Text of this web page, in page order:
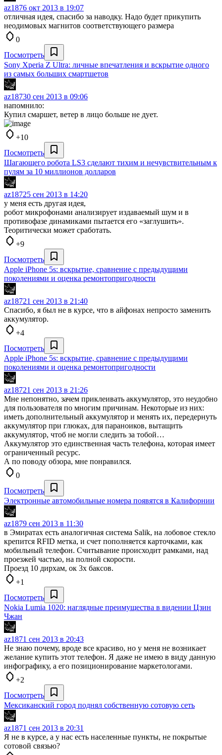
az1876 окт 2013 в 19:07
отличная идея, спасибо за наводку. Надо будет прикупить
неодимовых магнитов соответствующего размера
0
Посмотреть
Sony Xperia Z Ultra: личные впечатления и вскрытие одного
из самых больших смартшетов
az18730 сен 2013 в 09:06
напомнило:
Купил смаршет, ветер в лицо больше не дует.
+10
Посмотреть
Шагающего робота LS3 сделают тихим и нечувствительным к
пулям за 10 миллионов долларов
az18725 сен 2013 в 14:20
у меня есть другая идея,
робот микрофонами анализирует издаваемый шум и в
противофазе динамиками пытается его «заглушить».
Теоритически может сработать.
+9
Посмотреть
Apple iPhone 5s: вскрытие, сравнение с предыдущими
поколениями и оценка ремонтопригодности
az18721 сен 2013 в 21:40
Спасибо, я был не в курсе, что в айфонах непросто заменить
аккумулятор.
+4
Посмотреть
Apple iPhone 5s: вскрытие, сравнение с предыдущими
поколениями и оценка ремонтопригодности
az18721 сен 2013 в 21:26
Мне непонятно, зачем приклеивать аккумулятор, это неудобно
для пользователя по многим причинам. Некоторые из них:
иметь дополнительный аккумулятор и менять их, передернуть
аккумулятор при глюках, для параноиков, вытащить
аккумулятор, чтоб не могли следить за тобой…
Аккумулятор это единственная часть телефона, которая имеет
ограниченный ресурс.
А по поводу обзора, мне понравился.
0
Посмотреть
Электронные автомобильные номера появятся в Калифорнии
az1879 сен 2013 в 11:30
в Эмиратах есть аналогичная система Salik, на лобовое стекло
крепится RFID метка, и счет пополняется карточками, как
мобильный телефон. Считывание происходит рамками, над
проезжей частью, на полной скорости.
Проезд 10 дирхам, ок 3х баксов.
+1
Посмотреть
Nokia Lumia 1020: наглядные преимущества в видении Цзин
Чжан
az1871 сен 2013 в 20:43
Не знаю почему, вроде все красиво, но у меня не возникает
желание купить этот телефон. Я даже не имею в виду данную
инфографику, а его позиционирование маркетологами.
+2
Посмотреть
Мексиканский город поднял собственную сотовую сеть
az1871 сен 2013 в 20:31
Я не в курсе, а у нас есть населенные пункты, не покрытые
сотовой связью?